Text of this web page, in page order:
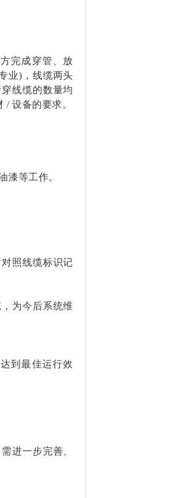
完成穿管、放
业)，线缆两头
线缆的数量均
设备的要求。
漆等工作。
照线缆标识记
为今后系统维
到最佳运行效
进一步完善、